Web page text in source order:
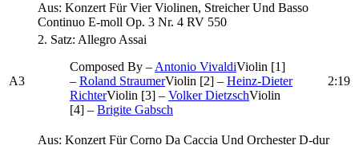
Aus: Konzert Für Vier Violinen, Streicher Und Basso
Continuo E-moll Op. 3 Nr. 4 RV 550
A3
2. Satz: Allegro Assai
Composed By – Antonio VivaldiViolin [1]
– Roland StraumerViolin [2] – Heinz-Dieter
RichterViolin [3] – Volker DietzschViolin
[4] – Brigite Gabsch
2:19
Aus: Konzert Für Corno Da Caccia Und Orchester D-dur